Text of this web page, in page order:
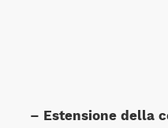
– Estensione della